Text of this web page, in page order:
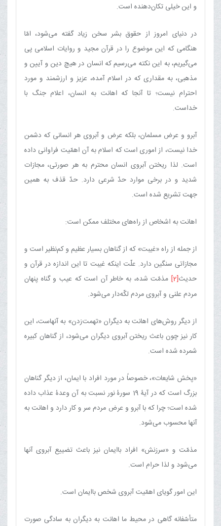
و این خیلی تكان‌دهنده است.
در دنیای امروز از حقوق بشر سخن زیاد گفته می‌شود، امّا
هنگامی كه این موضوع را در قرآن مجید و روایات اسلامی پی
می‌گیریم، به این نكته می‌رسیم كه انسان در هیچ دین و آیین و
مذهبی، به مقداری كه در اسلام آمده، عزیز و ارزشمند و مورد
احترام نیست؛ تا آنجا كه اهانت به انسان، اعلام جنگ با
خداست.
آبرو و عرض مسلمان، بلكه عرض و آبروی هر انسانی كه دشمن
خدا نیست، از اموری است كه اسلام به آن اهمّیت فراوانی داده
است. لذا ریختن آبروی انسان محترم به هر صورتی، مجازات
شدید و در برخی موارد حدّ شرعی دارد. حدّ قذف به همین
جهت تشریع شده است.
اهانت به اشخاص از راه‌های مختلف ممكن است:
از جمله از راه «غیبت» که از گناهان بسیار عظیم و كم‌نظیر است و
مجازاتی سنگین دارد. علّت اینكه غیبت تا این اندازه در قرآن و
حدیث[2] مذمّت شده، به خاطر آن است كه عیب و گناه پنهان
مردم علنی و آبروی مردم لكّه‌دار می‌شود.
از دیگر روش‌های اهانت به دیگران «تهمت‌زدن» به آنهاست، این
كار نیز چون باعث ریختن آبروی دیگران می‌شود، از گناهان كبیره
شمرده شده است.
«پخش شایعات»، خصوصاً در مورد افراد با ایمان، از دیگر گناهان
بزرگ است كه در آیۀ 19 سورۀ نور نسبت به آن وعدۀ عذاب داده
شده است؛ چرا كه با آبرو و عرض مردم سر و كار دارد و اهانت به
آنها محسوب می‌شود.
مذمّت و «سرزنش» افراد باایمان نیز باعث تضییع آبروی آنها
می‌شود و لذا حرام است.
این امور گویای اهمّیت آبروی شخص باایمان است.
متأسّفانه گاهی در محیط ما اهانت به دیگران به سادگی صورت